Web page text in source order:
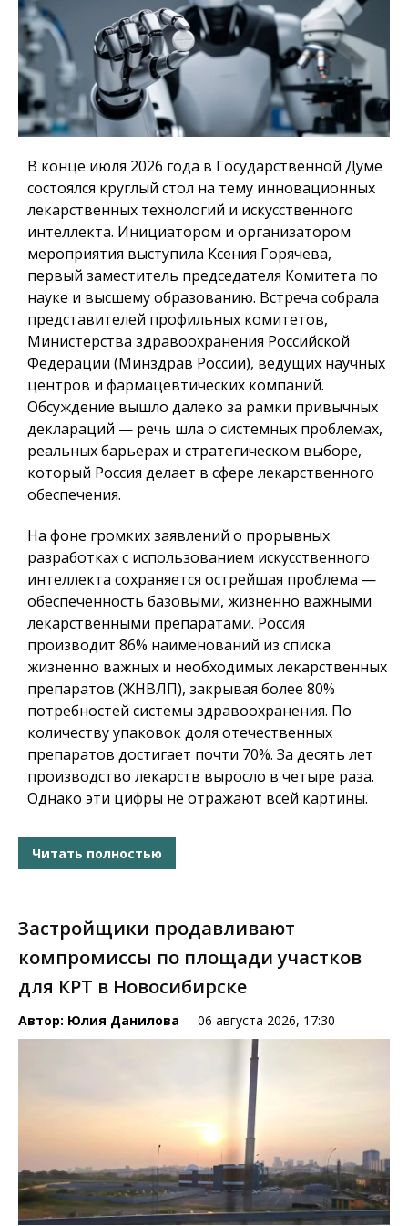
В конце июля 2026 года в Государственной Думе
состоялся круглый стол на тему инновационных
лекарственных технологий и искусственного
интеллекта. Инициатором и организатором
мероприятия выступила Ксения Горячева,
первый заместитель председателя Комитета по
науке и высшему образованию. Встреча собрала
представителей профильных комитетов,
Министерства здравоохранения Российской
Федерации (Минздрав России), ведущих научных
центров и фармацевтических компаний.
Обсуждение вышло далеко за рамки привычных
деклараций — речь шла о системных проблемах,
реальных барьерах и стратегическом выборе,
который Россия делает в сфере лекарственного
обеспечения.
На фоне громких заявлений о прорывных
разработках с использованием искусственного
интеллекта сохраняется острейшая проблема —
обеспеченность базовыми, жизненно важными
лекарственными препаратами. Россия
производит 86% наименований из списка
жизненно важных и необходимых лекарственных
препаратов (ЖНВЛП), закрывая более 80%
потребностей системы здравоохранения. По
количеству упаковок доля отечественных
препаратов достигает почти 70%. За десять лет
производство лекарств выросло в четыре раза.
Однако эти цифры не отражают всей картины.
Читать полностью
Застройщики продавливают
компромиссы по площади участков
для КРТ в Новосибирске
Автор: Юлия Данилова 06 августа 2026, 17:30